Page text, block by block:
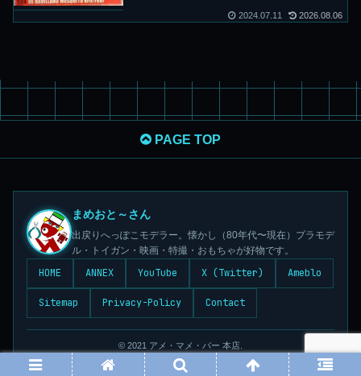
2024.07.11 2026.08.06
PAGE TOP
まめおと～さん
出戻りへっぽこモデラー。懐かし（80年代〜現在）プラモデ
ル・トイガン・映画・特撮・おもちゃが好物です。
HOME ANNEX YouTube X (Twitter) Ameblo
Sitemap Privacy-Policy Contact
© 2021 アメ・マメ・バー 本店.